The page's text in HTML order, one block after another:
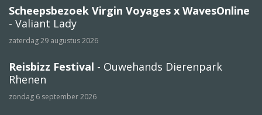
Scheepsbezoek Virgin Voyages x WavesOnline
- Valiant Lady
zaterdag 29 augustus 2026
Reisbizz Festival - Ouwehands Dierenpark
Rhenen
zondag 6 september 2026